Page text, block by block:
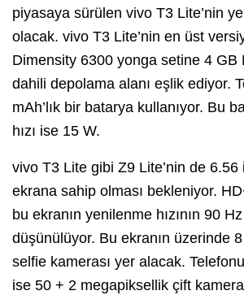
piyasaya sürülen vivo T3 Lite’nin
olacak. vivo T3 Lite’nin en üst
Dimensity 6300 yonga setine 4 GB
dahili depolama alanı eşlik ediyor.
mAh’lık bir batarya kullanıyor. Bu
hızı ise 15 W.
vivo T3 Lite gibi Z9 Lite’nin de
ekrana sahip olması bekleniyor.
bu ekranın yenilenme hızının 90
düşünülüyor. Bu ekranın üzerinde
selfie kamerası yer alacak.
ise 50 + 2 megapiksellik çift